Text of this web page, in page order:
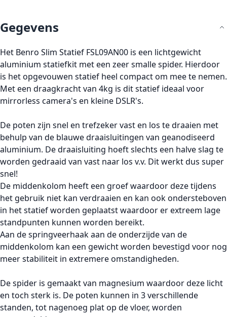
Gegevens
Het Benro Slim Statief FSL09AN00 is een lichtgewicht
aluminium statiefkit met een zeer smalle spider. Hierdoor
is het opgevouwen statief heel compact om mee te nemen.
Met een draagkracht van 4kg is dit statief ideaal voor
mirrorless camera's en kleine DSLR's.
De poten zijn snel en trefzeker vast en los te draaien met
behulp van de blauwe draaisluitingen van geanodiseerd
aluminium. De draaisluiting hoeft slechts een halve slag te
worden gedraaid van vast naar los v.v. Dit werkt dus super
snel!
De middenkolom heeft een groef waardoor deze tijdens
het gebruik niet kan verdraaien en kan ook ondersteboven
in het statief worden geplaatst waardoor er extreem lage
standpunten kunnen worden bereikt.
Aan de springveerhaak aan de onderzijde van de
middenkolom kan een gewicht worden bevestigd voor nog
meer stabiliteit in extremere omstandigheden.
De spider is gemaakt van magnesium waardoor deze licht
en toch sterk is. De poten kunnen in 3 verschillende
standen, tot nagenoeg plat op de vloer, worden